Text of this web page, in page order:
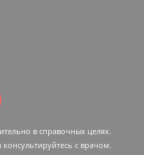
в справочных целях.
c врачом.